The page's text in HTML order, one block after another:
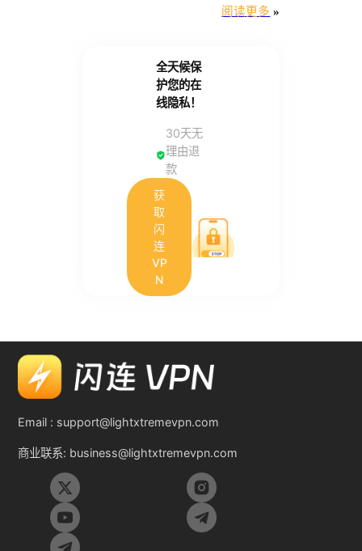
阅读更多 »
全天候保
护您的在
线隐私！
30天无
理由退
款
获
取
闪
连
VP
N
Email : support@lightxtremevpn.com
商业联系: business@lightxtremevpn.com